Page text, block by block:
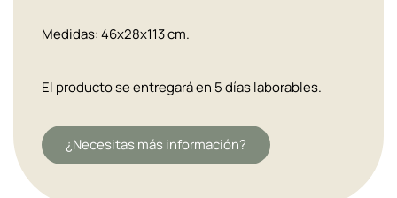
Medidas: 46x28x113 cm.
El producto se entregará en 5 días laborables.
¿Necesitas más información?